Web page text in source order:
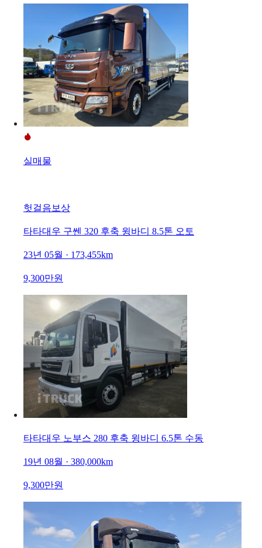
실매물
헛걸음보상
타타대우 구쎈 320 후축 윙바디 8.5톤 오토
23년 05월 · 173,455km
9,300만원
타타대우 노부스 280 후축 윙바디 6.5톤 수동
19년 08월 · 380,000km
9,300만원